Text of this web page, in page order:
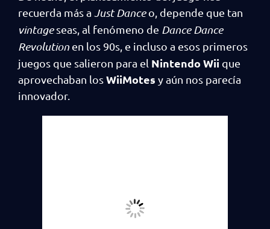
recuerda más a Just Danceo, depende que tan
vintageseas, al fenómeno de Dance Dance
Revolution en los 90s, e incluso a esos primeros
juegos que salieron para el Nintendo Wii que
aprovechaban losWiiMotes y aún nos parecía
innovador.